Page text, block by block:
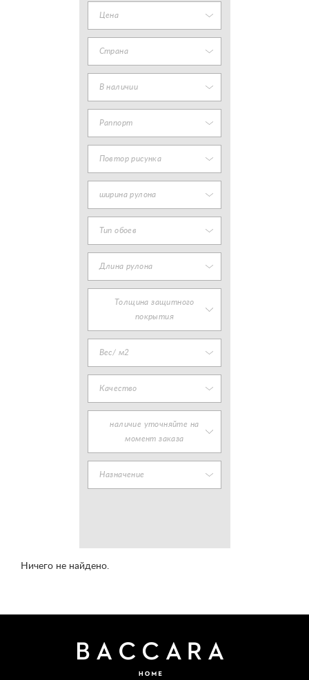
Цена
Страна
В наличии
Раппорт
Повтор рисунка
ширина рулона
Тип обоев
Длина рулона
Толщина защитного
покрытия
Вес/ м2
Качество
наличие уточняйте на
момент заказа
Назначение
Ничего не найдено.